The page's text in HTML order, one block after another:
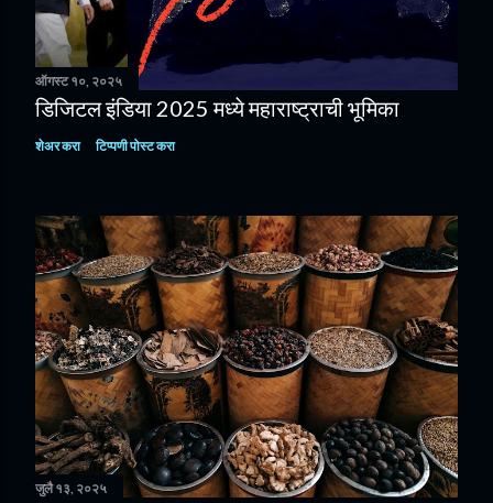
ऑगस्ट १०, २०२५
डिजिटल इंडिया 2025 मध्ये महाराष्ट्राची भूमिका
शेअर करा टिप्पणी पोस्ट करा
जुलै १३, २०२५